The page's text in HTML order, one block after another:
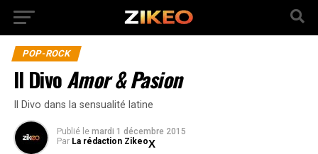
POP-ROCK
Il DivoAmor & Pasion
Il Divo dans la sensualité latine
Publié le mardi 1 décembre 2015
Par La rédaction Zikeo